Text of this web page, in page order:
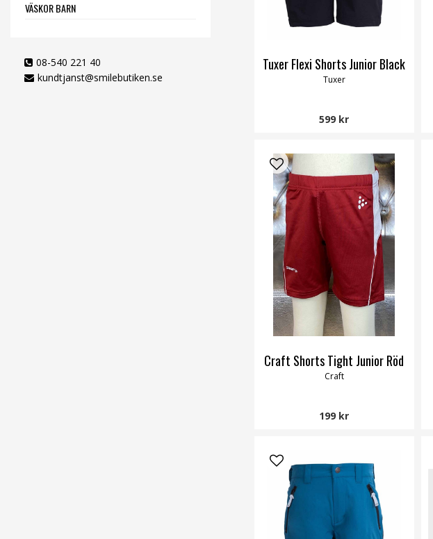
VÄSKOR BARN
08-540 221 40
kundtjanst@smilebutiken.se
Tuxer Flexi Shorts Junior Black
Tuxer
599 kr
Craft Shorts Tight Junior Röd
Craft
199 kr